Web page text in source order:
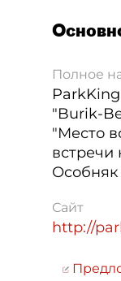
Полное
"Burik-
"Место
встречи
Особняк
Сайт
http://